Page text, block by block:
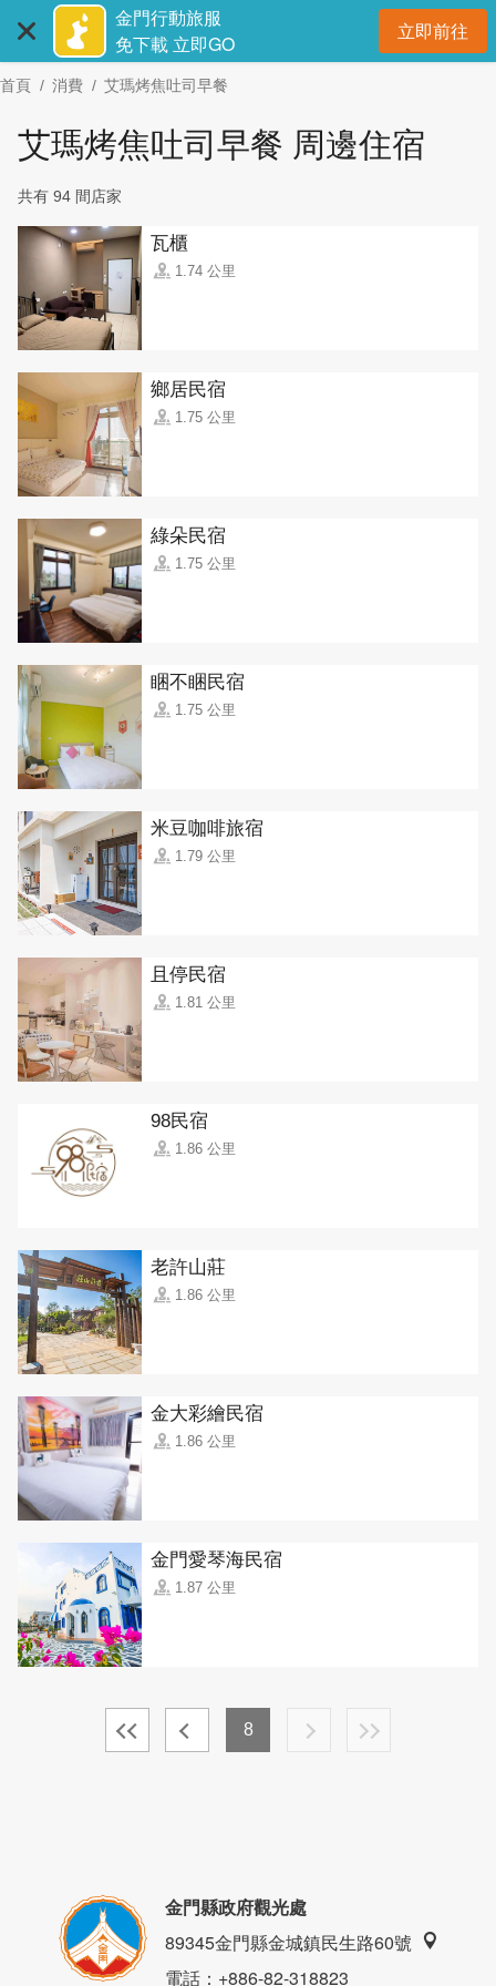
主
要
金門行動旅服
免下載 立即GO
立即前往開
首頁 消費 艾瑪烤焦吐司早餐
艾瑪烤焦吐司早餐 周邊住宿
共有 94 間店家
瓦櫃
1.74 公里
鄉居民宿
1.75 公里
綠朵民宿
1.75 公里
睏不睏民宿
1.75 公里
米豆咖啡旅宿
1.79 公里
且停民宿
1.81 公里
98民宿
1.86 公里
老許山莊
1.86 公里
金大彩繪民宿
1.86 公里
金門愛琴海民宿
1.87 公里
8
金門縣政府觀光處
89345金門縣金城鎮民生路60號
電話：+886-82-318823